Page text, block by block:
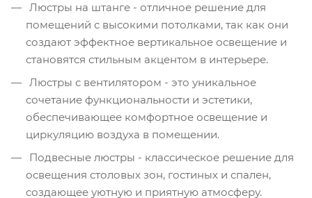
Люстры на штанге - отличное решение для
помещений с высокими потолками, так как они
создают эффектное вертикальное освещение и
становятся стильным акцентом в интерьере.
Люстры с вентилятором - это уникальное
сочетание функциональности и эстетики,
обеспечивающее комфортное освещение и
циркуляцию воздуха в помещении.
Подвесные люстры - классическое решение для
освещения столовых зон, гостиных и спален,
создающее уютную и приятную атмосферу.